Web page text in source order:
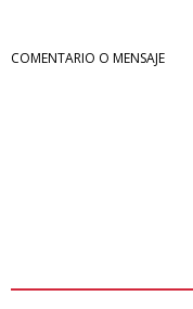
COMENTARIO O MENSAJE